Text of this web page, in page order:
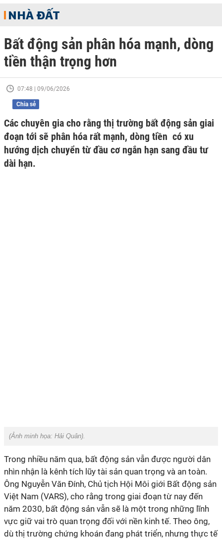
NHÀ ĐẤT
Bất động sản phân hóa mạnh, dòng
tiền thận trọng hơn
07:48 | 09/06/2026
Chia sẻ
Các chuyên gia cho rằng thị trường bất động sản giai
đoạn tới sẽ phân hóa rất mạnh, dòng tiền có xu
hướng dịch chuyển từ đầu cơ ngắn hạn sang đầu tư
dài hạn.
(Ảnh minh họa: Hải Quân).
Trong nhiều năm qua, bất động sản vẫn được người dân
nhìn nhận là kênh tích lũy tài sản quan trọng và an toàn.
Ông Nguyễn Văn Đính, Chủ tịch Hội Môi giới Bất động sản
Việt Nam (VARS), cho rằng trong giai đoạn từ nay đến
năm 2030, bất động sản vẫn sẽ là một trong những lĩnh
vực giữ vai trò quan trọng đối với nền kinh tế. Theo ông,
dù thị trường chứng khoán đang phát triển, nhưng thực tế